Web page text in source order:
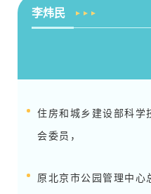
李炜民
住房和城乡建设部科学
会委员，
原北京市公园管理中心